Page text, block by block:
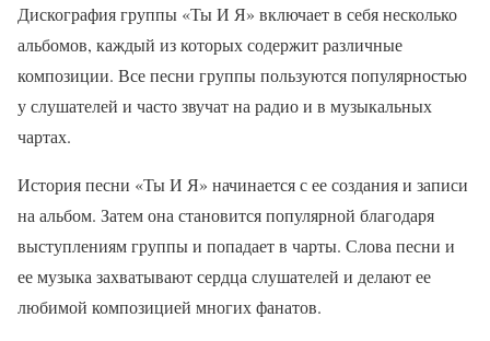
Дискография группы «Ты И Я» включает в себя несколько
альбомов, каждый из которых содержит различные
композиции. Все песни группы пользуются популярностью
у слушателей и часто звучат на радио и в музыкальных
чартах.
История песни «Ты И Я» начинается с ее создания и записи
на альбом. Затем она становится популярной благодаря
выступлениям группы и попадает в чарты. Слова песни и
ее музыка захватывают сердца слушателей и делают ее
любимой композицией многих фанатов.